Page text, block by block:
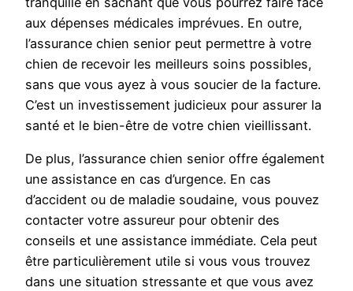
aux dépenses médicales imprévues. En outre,
l’assurance chien senior peut permettre à votre
chien de recevoir les meilleurs soins possibles,
sans que vous ayez à vous soucier de la facture.
C’est un investissement judicieux pour assurer la
santé et le bien-être de votre chien vieillissant.
De plus, l’assurance chien senior offre également
une assistance en cas d’urgence. En cas
d’accident ou de maladie soudaine, vous pouvez
contacter votre assureur pour obtenir des
conseils et une assistance immédiate. Cela peut
être particulièrement utile si vous vous trouvez
dans une situation stressante et que vous avez